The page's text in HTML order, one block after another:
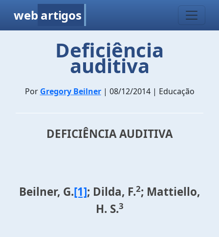
web artigos
Deficiência
auditiva
Por Gregory Beilner| 08/12/2014 | Educação
DEFICIÊNCIA AUDITIVA
Beilner, G.[1]; Dilda, F.2; Mattiello,
H. S.3